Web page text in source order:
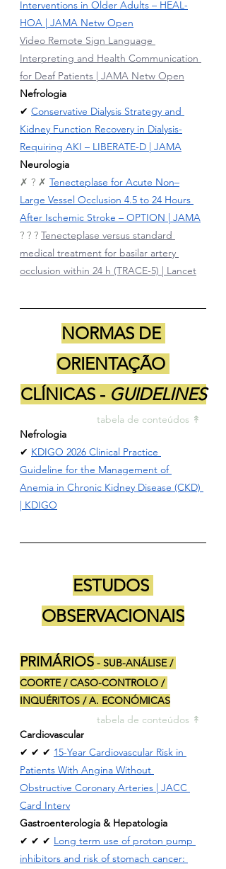
Interventions in Older Adults – HEAL-
HOA | JAMA Netw Open
Video Remote Sign Language
Interpreting and Health Communication
for Deaf Patients | JAMA Netw Open
Nefrologia
✔ Conservative Dialysis Strategy and
Kidney Function Recovery in Dialysis-
Requiring AKI – LIBERATE-D | JAMA
Neurologia
✗ ? ✗ Tenecteplase for Acute Non–
Large Vessel Occlusion 4.5 to 24 Hours
After Ischemic Stroke – OPTION | JAMA
? ? ? Tenecteplase versus standard
medical treatment for basilar artery
occlusion within 24 h (TRACE-5) | Lancet
NORMAS DE
ORIENTAÇÃO
CLÍNICAS - GUIDELINES
tabela de conteúdos ↟
Nefrologia
✔ KDIGO 2026 Clinical Practice
Guideline for the Management of
Anemia in Chronic Kidney Disease (CKD)
| KDIGO
ESTUDOS
OBSERVACIONAIS
PRIMÁRIOS - SUB-ANÁLISE /
COORTE / CASO-CONTROLO /
INQUÉRITOS / A. ECONÓMICAS
tabela de conteúdos ↟
Cardiovascular
✔ ✔ ✔ 15-Year Cardiovascular Risk in
Patients With Angina Without
Obstructive Coronary Arteries | JACC
Card Interv
Gastroenterologia & Hepatologia
✔ ✔ ✔ Long term use of proton pump
inhibitors and risk of stomach cancer: